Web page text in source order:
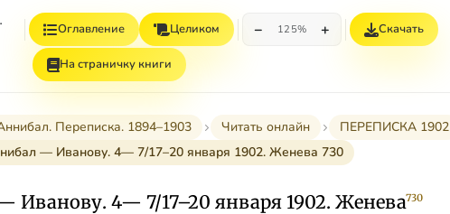
Том II Оглавление Целиком − 125% + Скачать
На страничку книги
Переписка. 1894–1903 Читать онлайн
ПЕРЕПИСКА 1902
— Иванову. 4— 7/17–20 января 1902. Женева 730
Иванову. 4— 7/17–20 января 1902. Женева730